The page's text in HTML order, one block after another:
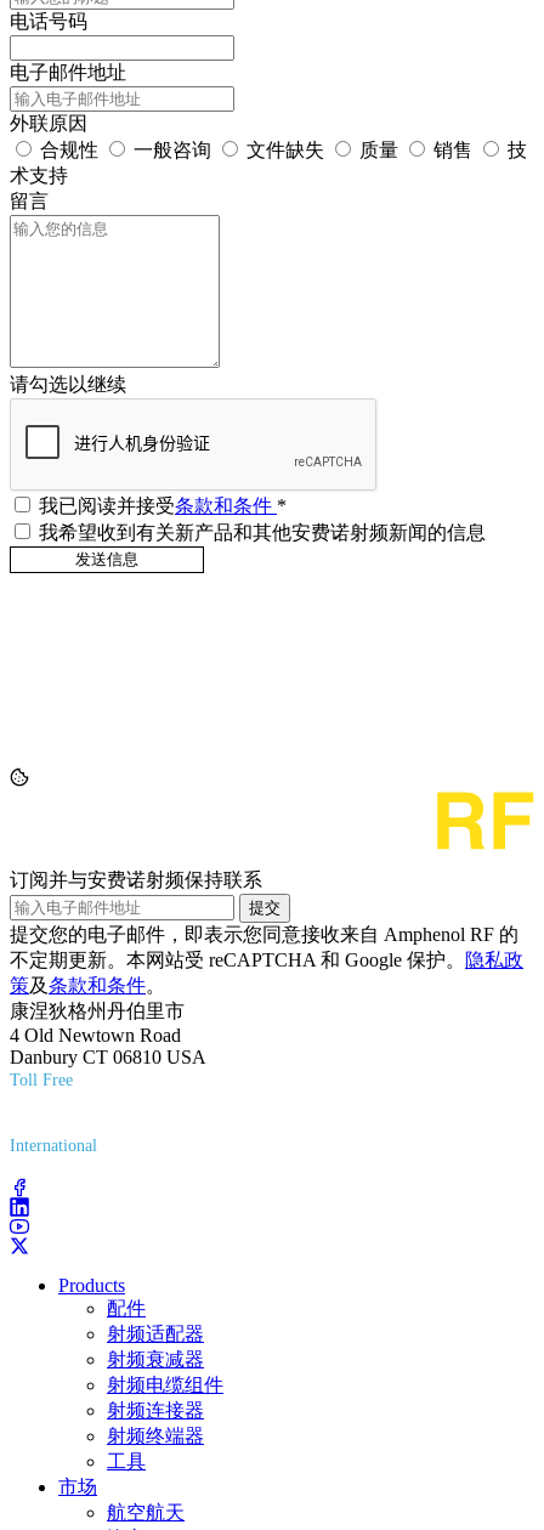
电话号码
电子邮件地址
外联原因
合规性
一般咨询 文件缺失 质量 销售
技
术支持
留言
请勾选以继续
我已阅读并接受条款和条件 *
我希望收到有关新产品和其他安费诺射频新闻的信息
订阅并与安费诺射频保持联系
提交
提交您的电子邮件，即表示您同意接收来自 Amphenol RF 的
不定期更新。本网站受 reCAPTCHA 和 Google 保护。
隐私政
策及条款和条件。
康涅狄格州丹伯里市
4 Old Newtown Road
Danbury CT 06810 USA
Toll Free
International
Products
配件
射频适配器
射频衰减器
射频电缆组件
射频连接器
射频终端器
工具
市场
航空航天